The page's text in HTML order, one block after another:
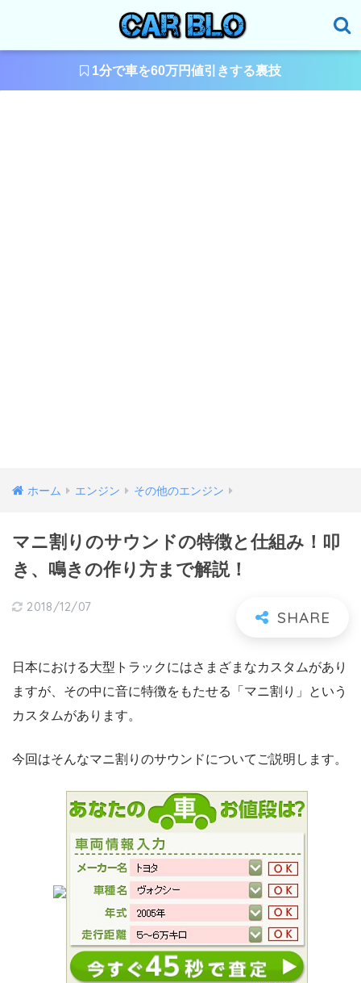
1分で車を60万円値引きする裏技
ホーム エンジン その他のエンジン
マニ割りのサウンドの特徴と仕組み！叩
き、鳴きの作り方まで解説！
2018/12/07
日本における大型トラックにはさまざまなカスタムがあり
ますが、その中に音に特徴をもたせる「マニ割り」という
カスタムがあります。
今回はそんなマニ割りのサウンドについてご説明します。